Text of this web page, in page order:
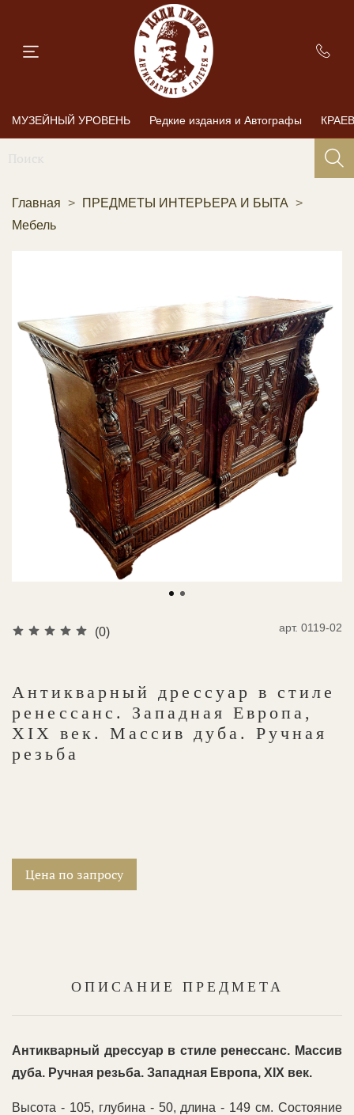
МУЗЕЙНЫЙ УРОВЕНЬ Редкие издания и Автографы
Главная
ПРЕДМЕТЫ ИНТЕРЬЕРА И БЫТА
Мебель
(0) арт. 0119-02
Антикварный дрессуар в стиле
ренессанс. Западная Европа,
XIX век. Массив дуба. Ручная
резьба
Цена по запросу
ОПИСАНИЕ ПРЕДМЕТА
Антикварный дрессуар в стиле ренессанс. Массив
дуба. Ручная резьба. Западная Европа, XIX век.
Высота - 105, глубина - 50, длина - 149 см. Состояние